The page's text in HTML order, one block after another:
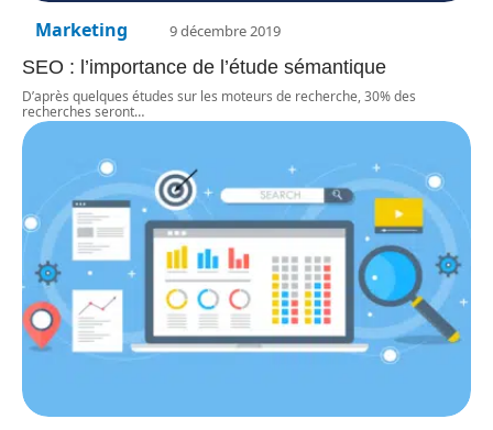
Marketing 9 décembre 2019
SEO : l’importance de l’étude sémantique
D’après quelques études sur les moteurs de recherche, 30% des
recherches seront…